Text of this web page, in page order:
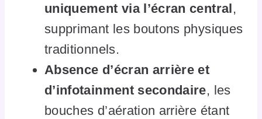
uniquement via l’écran central,
supprimant les boutons physiques
traditionnels.
Absence d’écran arrière et
d’infotainment secondaire, les
bouches d’aération arrière étant